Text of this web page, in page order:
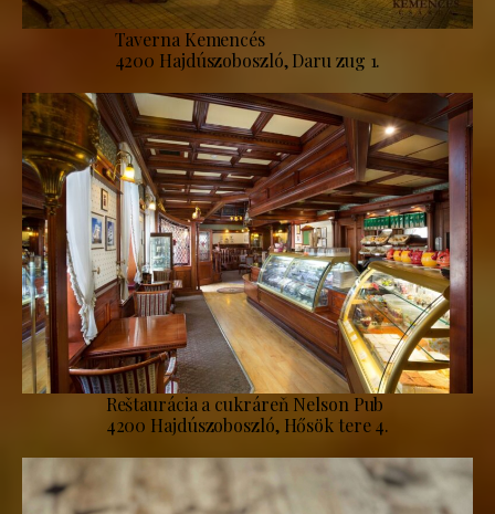
Taverna Kemencés
4200 Hajdúszoboszló, Daru zug 1.
Reštaurácia a cukráreň Nelson Pub
4200 Hajdúszoboszló, Hősök tere 4.